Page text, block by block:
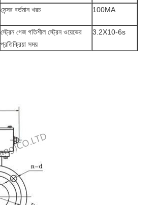
সেন্সর বর্তমান খরচ 100MA
স্ট্রেন গেজ গতিশীল স্ট্রেন ওয়েভের
প্রতিক্রিয়া সময়
3.2X10-6s